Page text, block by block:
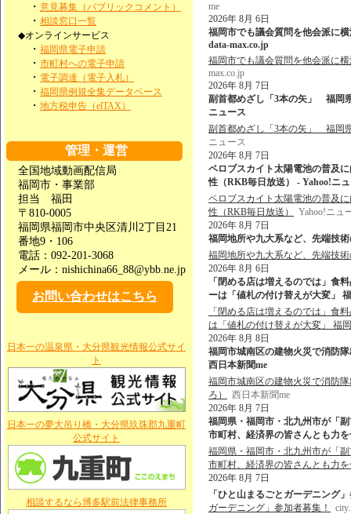
・ 意見募集（パブリックコメント）
・ 相談窓口一覧
◆オンラインサービス
・ 福岡県電子申請
・ 市町村への電子申請
・ 電子調達（電子入札）
・ 福岡県例規全集データベース
・ 地方税申告（elTAX）
管理・運営
全国地域動画配信局
福岡市・事業部
担当 福田
〒810-0005
福岡県福岡市中央区清川2丁目21
番地9・106
電話：092-201-3068
メール：nishichina66_88@ybb.ne.jp
お問い合わせはこちら
日本一の温泉県・大分県観光情報公式サイ
ト
日本一の夢大吊り橋・大分県玖珠郡九重町
公式サイト
相談するなら博多駅前法律事務所
me
2026年 8月 6日
福岡市でも議会質問を他会派に
data-max.co.jp
福岡市でも議会質問を他会派に
max.co.jp
2026年 8月 7日
副首都めざし「3本の矢」 福岡
ニュース
副首都めざし「3本の矢」 福岡
ニュース
2026年 8月 7日
ペロブスカイト太陽電池の普及
性（RKB毎日放送） - Yahoo!ニ
ペロブスカイト太陽電池の普及
性（RKB毎日放送）
Yahoo!ニュ
2026年 8月 7日
福岡地所や九大系など、先端技
福岡地所や九大系など、先端技
2026年 8月 6日
「閉める店は増えるのでは」食
ーは「値札の付け替えが大変」
「閉める店は増えるのでは」食
は「値札の付け替えが大変」 福岡
2026年 8月 8日
福岡市城南区の建物火災で消防
西日本新聞me
福岡市城南区の建物火災で消防
ろ）
西日本新聞me
2026年 8月 7日
福岡県・福岡市・北九州市が「
市町村、経済界の皆さんとも力
福岡県・福岡市・北九州市が「
市町村、経済界の皆さんとも力
2026年 8月 7日
「ひと山まるごとガーデニング
ガーデニング」参加者募集！